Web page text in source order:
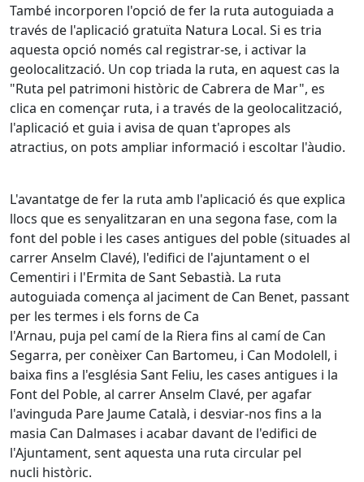
També incorporen l'opció de fer la ruta autoguiada a
través de l'aplicació gratuïta Natura Local. Si es tria
aquesta opció només cal registrar-se, i activar la
geolocalització. Un cop triada la ruta, en aquest cas la
"Ruta pel patrimoni històric de Cabrera de Mar", es
clica en començar ruta, i a través de la geolocalització,
l'aplicació et guia i avisa de quan t'apropes als
atractius, on pots ampliar informació i escoltar l'àudio.
L'avantatge de fer la ruta amb l'aplicació és que explica
llocs que es senyalitzaran en una segona fase, com la
font del poble i les cases antigues del poble (situades al
carrer Anselm Clavé), l'edifici de l'ajuntament o el
Cementiri i l'Ermita de Sant Sebastià. La ruta
autoguiada comença al jaciment de Can Benet, passant
per les termes i els forns de Ca
l'Arnau, puja pel camí de la Riera fins al camí de Can
Segarra, per conèixer Can Bartomeu, i Can Modolell, i
baixa fins a l'església Sant Feliu, les cases antigues i la
Font del Poble, al carrer Anselm Clavé, per agafar
l'avinguda Pare Jaume Català, i desviar-nos fins a la
masia Can Dalmases i acabar davant de l'edifici de
l'Ajuntament, sent aquesta una ruta circular pel
nucli històric.